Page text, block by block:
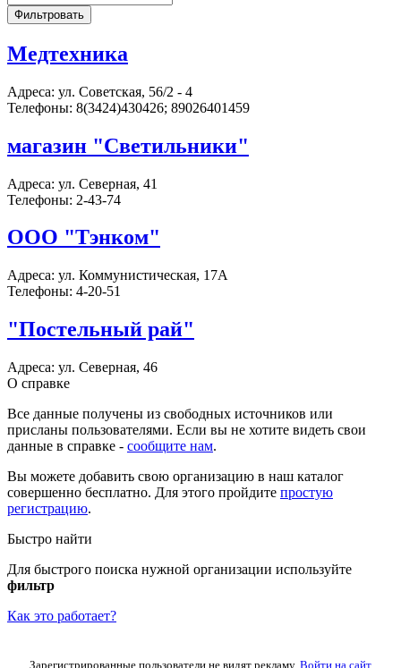
Медтехника
Адреса: ул. Советская, 56/2 - 4
Телефоны: 8(3424)430426; 89026401459
магазин "Светильники"
Адреса: ул. Северная, 41
Телефоны: 2-43-74
OOO "Тэнком"
Адреса: ул. Коммунистическая, 17А
Телефоны: 4-20-51
"Постельный рай"
Адреса: ул. Северная, 46
О справке
Все данные получены из свободных источников или
присланы пользователями. Если вы не хотите видеть свои
данные в справке - сообщите нам.
Вы можете добавить свою организацию в наш каталог
совершенно бесплатно. Для этого пройдите простую
регистрацию.
Быстро найти
Для быстрого поиска нужной организации используйте
фильтр
Как это работает?
Зарегистрированные пользователи не видят рекламу. Войти на сайт